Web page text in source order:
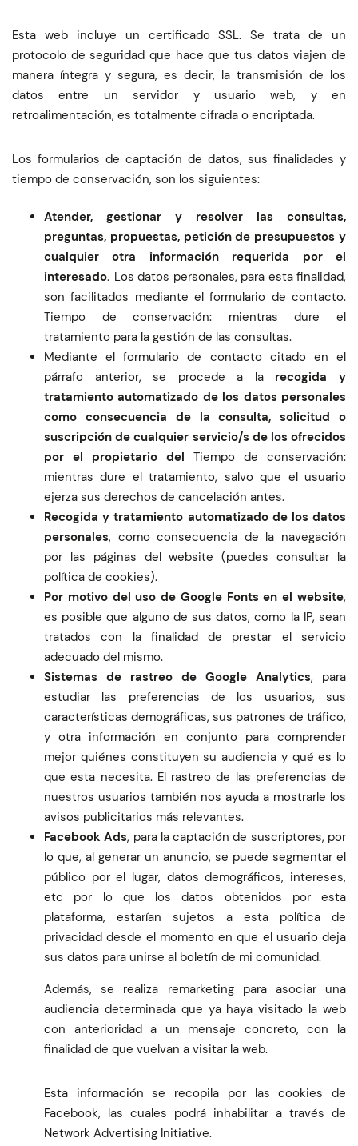
Esta web incluye un certificado SSL. Se trata de un
protocolo de seguridad que hace que tus datos viajen de
manera íntegra y segura, es decir, la transmisión de los
datos entre un servidor y usuario web, y en
retroalimentación, es totalmente cifrada o encriptada.
Los formularios de captación de datos, sus finalidades y
tiempo de conservación, son los siguientes:
Atender, gestionar y resolver las consultas,
preguntas, propuestas, petición de presupuestos y
cualquier otra información requerida por el
interesado. Los datos personales, para esta finalidad,
son facilitados mediante el formulario de contacto.
Tiempo de conservación: mientras dure el
tratamiento para la gestión de las consultas.
Mediante el formulario de contacto citado en el
párrafo anterior, se procede a la recogida y
tratamiento automatizado de los datos personales
como consecuencia de la consulta, solicitud o
suscripción de cualquier servicio/s de los ofrecidos
por el propietario del Tiempo de conservación:
mientras dure el tratamiento, salvo que el usuario
ejerza sus derechos de cancelación antes.
Recogida y tratamiento automatizado de los datos
personales, como consecuencia de la navegación
por las páginas del website (puedes consultar la
política de cookies).
Por motivo del uso de Google Fonts en el website,
es posible que alguno de sus datos, como la IP, sean
tratados con la finalidad de prestar el servicio
adecuado del mismo.
Sistemas de rastreo de Google Analytics, para
estudiar las preferencias de los usuarios, sus
características demográficas, sus patrones de tráfico,
y otra información en conjunto para comprender
mejor quiénes constituyen su audiencia y qué es lo
que esta necesita. El rastreo de las preferencias de
nuestros usuarios también nos ayuda a mostrarle los
avisos publicitarios más relevantes.
Facebook Ads, para la captación de suscriptores, por
lo que, al generar un anuncio, se puede segmentar el
público por el lugar, datos demográficos, intereses,
etc por lo que los datos obtenidos por esta
plataforma, estarían sujetos a esta política de
privacidad desde el momento en que el usuario deja
sus datos para unirse al boletín de mi comunidad.
Además, se realiza remarketing para asociar una
audiencia determinada que ya haya visitado la web
con anterioridad a un mensaje concreto, con la
finalidad de que vuelvan a visitar la web.
Esta información se recopila por las cookies de
Facebook, las cuales podrá inhabilitar a través de
Network Advertising Initiative.